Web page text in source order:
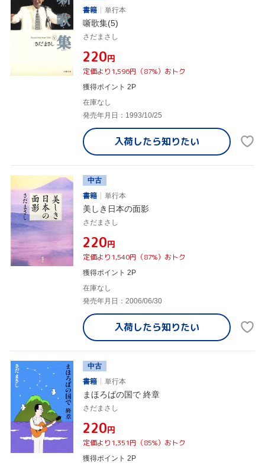
書籍
単行本
噺歌集(5)
さだまさし
¥220円
定価より1,596円（87%）おトク
獲得ポイント 2P
在庫なし
発売年月日：1993/10/25
入荷したら知りたい
中古
書籍
単行本
美しき日本の面影
さだまさし
¥220円
定価より1,540円（87%）おトク
獲得ポイント 2P
在庫なし
発売年月日：2006/06/30
入荷したら知りたい
中古
書籍
単行本
まほろばの国で 終章
さだまさし
¥220円
定価より1,351円（85%）おトク
獲得ポイント 2P